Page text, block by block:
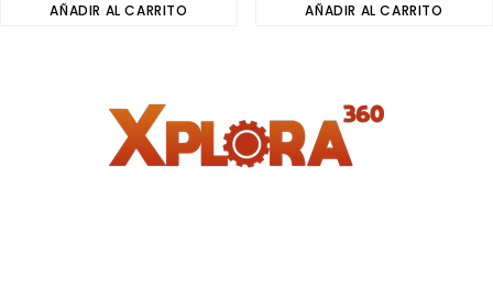
AÑADIR AL CARRITO AÑADIR AL CARRITO